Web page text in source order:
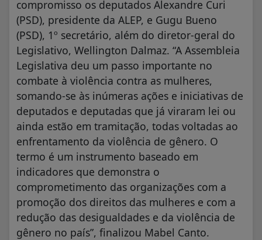
compromisso os deputados Alexandre Curi
(PSD), presidente da ALEP, e Gugu Bueno
(PSD), 1º secretário, além do diretor-geral do
Legislativo, Wellington Dalmaz. “A Assembleia
Legislativa deu um passo importante no
combate à violência contra as mulheres,
somando-se às inúmeras ações e iniciativas de
deputados e deputadas que já viraram lei ou
ainda estão em tramitação, todas voltadas ao
enfrentamento da violência de gênero. O
termo é um instrumento baseado em
indicadores que demonstra o
comprometimento das organizações com a
promoção dos direitos das mulheres e com a
redução das desigualdades e da violência de
gênero no país”, finalizou Mabel Canto.